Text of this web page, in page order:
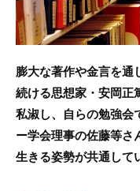
膨大な著作や金言を通
続ける思想家・安岡正
私淑し、自らの勉強会
ー学会理事の佐藤等さ
生きる姿勢が共通して